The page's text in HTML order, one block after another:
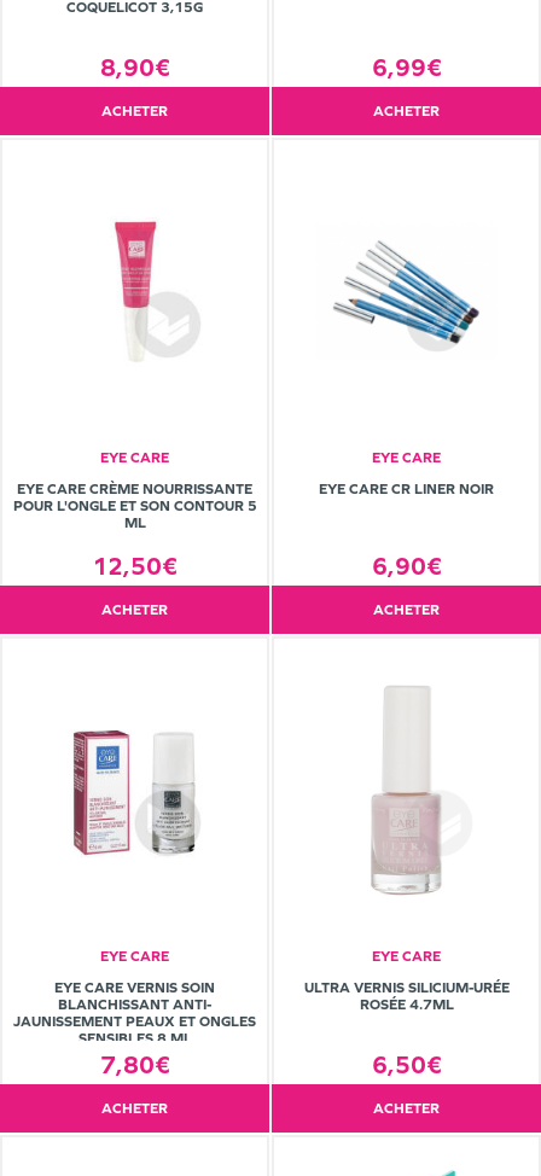
COQUELICOT 3,15G
8,90€
ACHETER
6,99€
ACHETER
EYE CARE
EYE CARE CRÈME NOURRISSANTE
POUR L'ONGLE ET SON CONTOUR 5
ML
12,50€
ACHETER
EYE CARE
EYE CARE CR LINER NOIR
6,90€
ACHETER
EYE CARE
EYE CARE VERNIS SOIN
BLANCHISSANT ANTI-
JAUNISSEMENT PEAUX ET ONGLES
SENSIBLES 8 ML
7,80€
ACHETER
EYE CARE
ULTRA VERNIS SILICIUM-URÉE
ROSÉE 4.7ML
6,50€
ACHETER